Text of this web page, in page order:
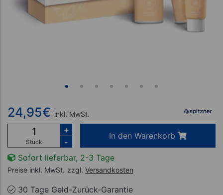
24,95€ inkl. MwSt.
Stück
+
-
In den Warenkorb
Sofort lieferbar, 2-3 Tage
Preise inkl. MwSt. zzgl. Versandkosten
30 Tage Geld-Zurück-Garantie